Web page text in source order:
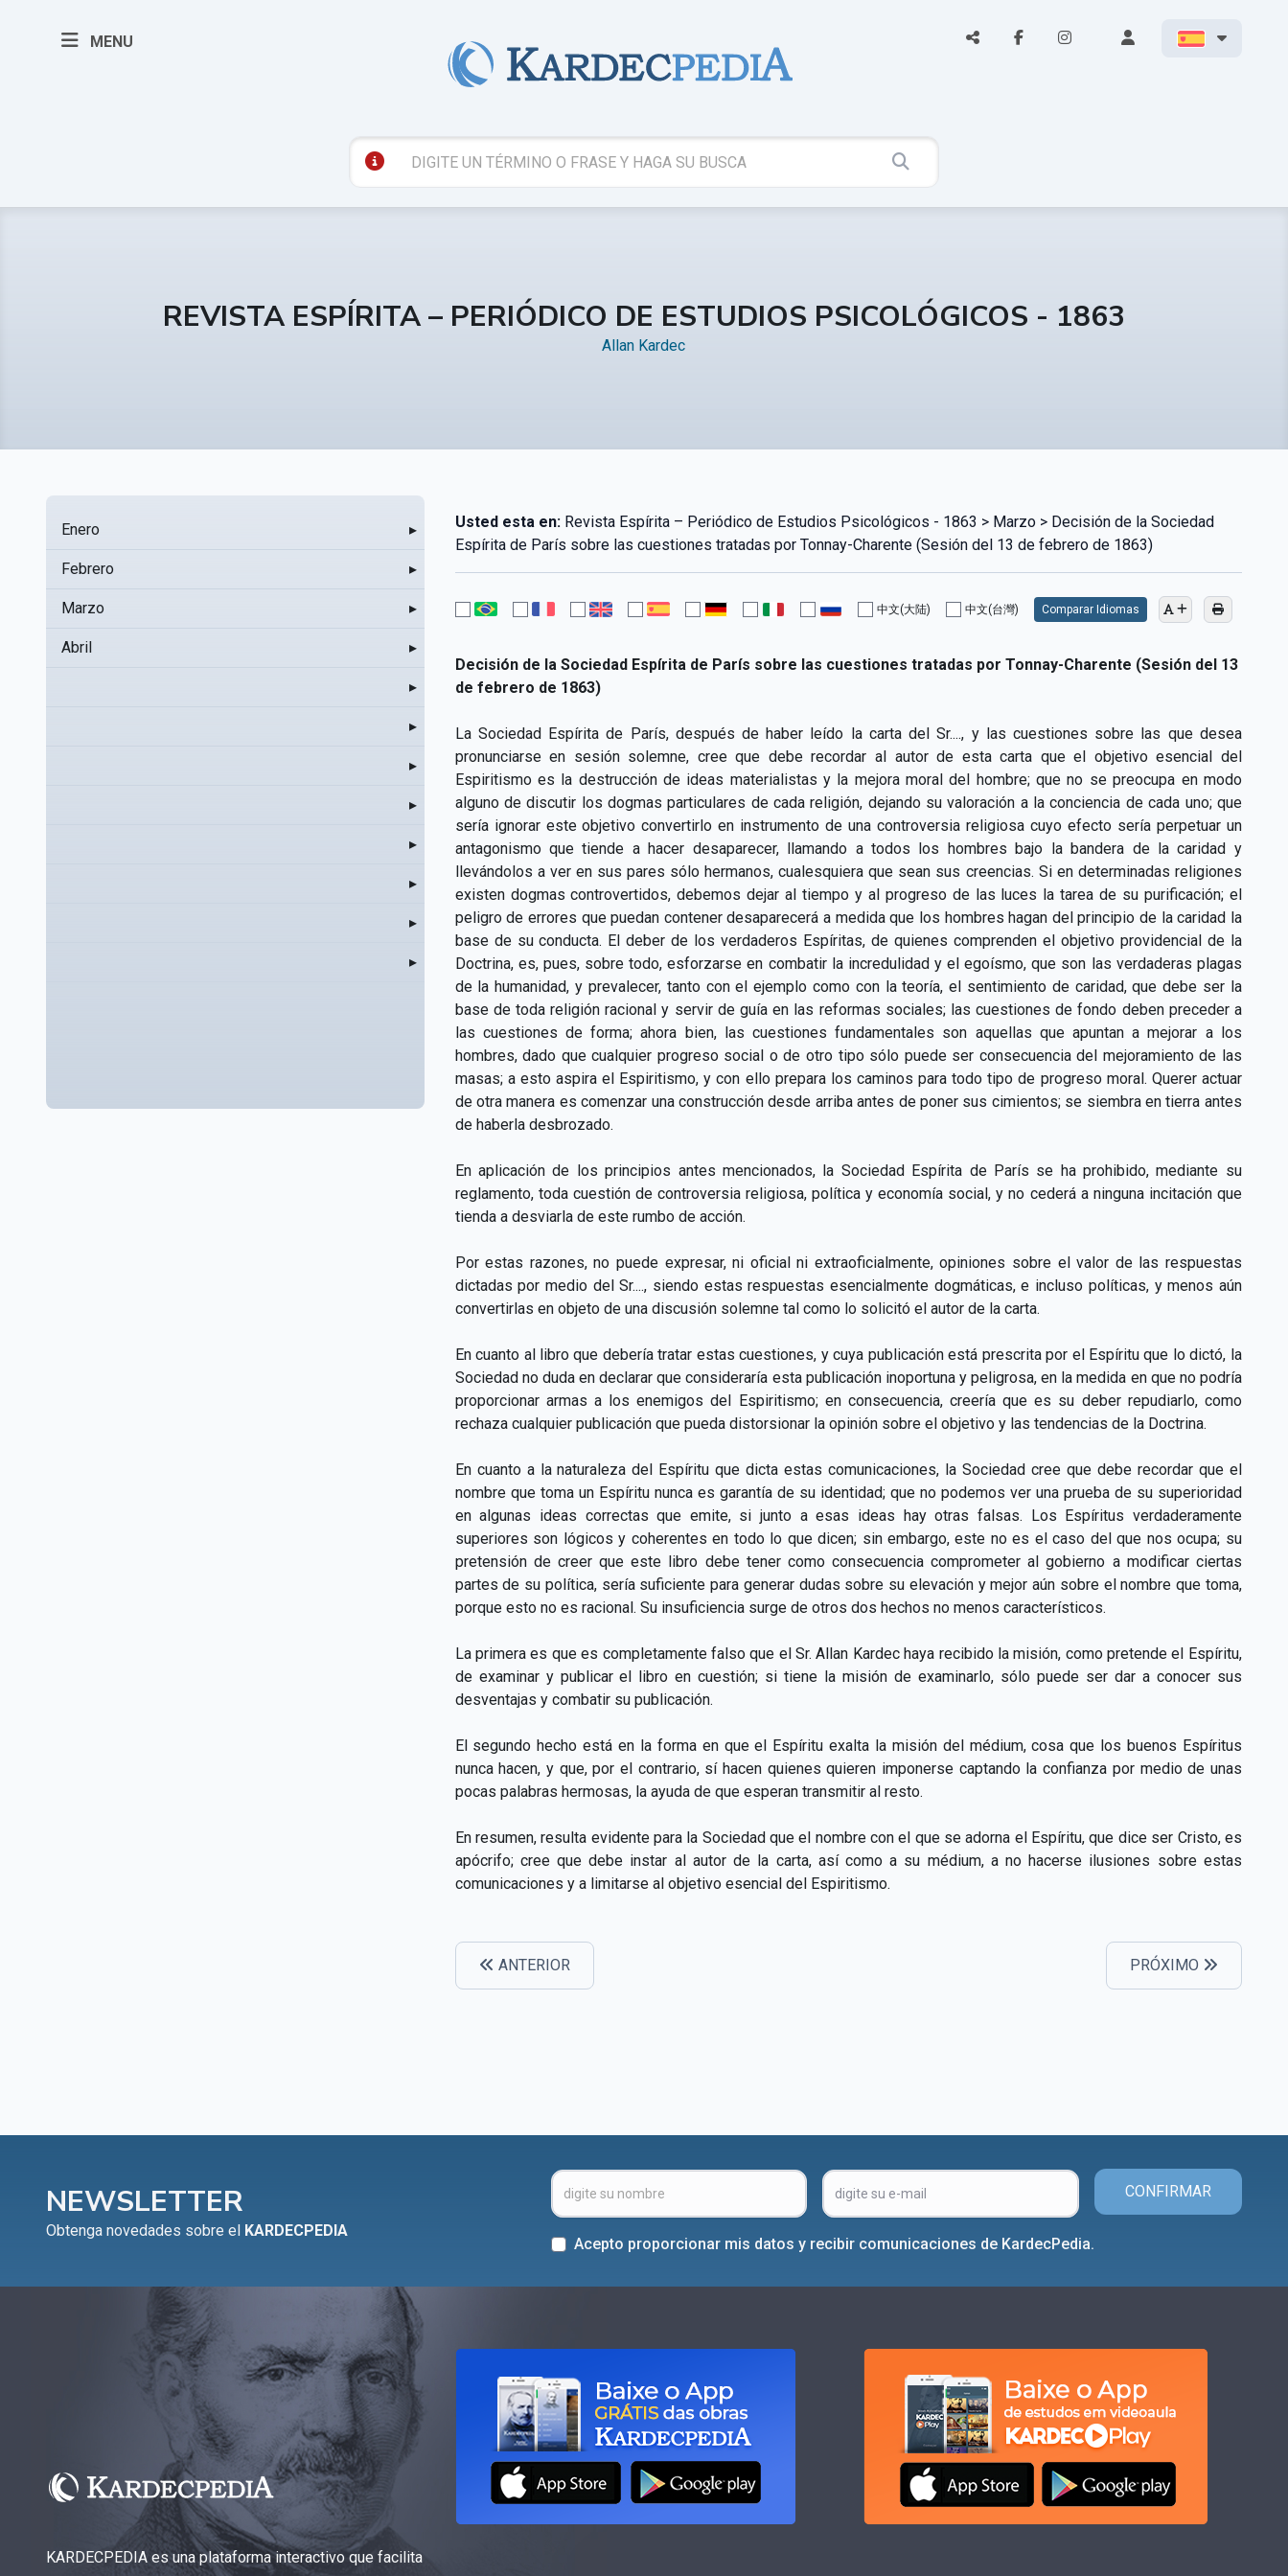
MENU
REVISTA ESPÍRITA – PERIÓDICO DE ESTUDIOS PSICOLÓGICOS - 1863
Allan Kardec
Enero ▸
Febrero ▸
Marzo ▸
Abril ▸
▸
▸
▸
▸
▸
▸
▸
▸
Usted esta en:Revista Espírita – Periódico de Estudios Psicológicos - 1863 > Marzo > Decisión de la Sociedad
Espírita de París sobre las cuestiones tratadas por Tonnay-Charente (Sesión del 13 de febrero de 1863)
中文(大陆) 中文(台灣) Comparar Idiomas
Decisión de la Sociedad Espírita de París sobre las cuestiones tratadas por Tonnay-Charente (Sesión del 13
de febrero de 1863)
La Sociedad Espírita de París, después de haber leído la carta del Sr...., y las cuestiones sobre las que desea
pronunciarse en sesión solemne, cree que debe recordar al autor de esta carta que el objetivo esencial del
Espiritismo es la destrucción de ideas materialistas y la mejora moral del hombre; que no se preocupa en modo
alguno de discutir los dogmas particulares de cada religión, dejando su valoración a la conciencia de cada uno; que
sería ignorar este objetivo convertirlo en instrumento de una controversia religiosa cuyo efecto sería perpetuar un
antagonismo que tiende a hacer desaparecer, llamando a todos los hombres bajo la bandera de la caridad y
llevándolos a ver en sus pares sólo hermanos, cualesquiera que sean sus creencias. Si en determinadas religiones
existen dogmas controvertidos, debemos dejar al tiempo y al progreso de las luces la tarea de su purificación; el
peligro de errores que puedan contener desaparecerá a medida que los hombres hagan del principio de la caridad la
base de su conducta. El deber de los verdaderos Espíritas, de quienes comprenden el objetivo providencial de la
Doctrina, es, pues, sobre todo, esforzarse en combatir la incredulidad y el egoísmo, que son las verdaderas plagas
de la humanidad, y prevalecer, tanto con el ejemplo como con la teoría, el sentimiento de caridad, que debe ser la
base de toda religión racional y servir de guía en las reformas sociales; las cuestiones de fondo deben preceder a
las cuestiones de forma; ahora bien, las cuestiones fundamentales son aquellas que apuntan a mejorar a los
hombres, dado que cualquier progreso social o de otro tipo sólo puede ser consecuencia del mejoramiento de las
masas; a esto aspira el Espiritismo, y con ello prepara los caminos para todo tipo de progreso moral. Querer actuar
de otra manera es comenzar una construcción desde arriba antes de poner sus cimientos; se siembra en tierra antes
de haberla desbrozado.
En aplicación de los principios antes mencionados, la Sociedad Espírita de París se ha prohibido, mediante su
reglamento, toda cuestión de controversia religiosa, política y economía social, y no cederá a ninguna incitación que
tienda a desviarla de este rumbo de acción.
Por estas razones, no puede expresar, ni oficial ni extraoficialmente, opiniones sobre el valor de las respuestas
dictadas por medio del Sr...., siendo estas respuestas esencialmente dogmáticas, e incluso políticas, y menos aún
convertirlas en objeto de una discusión solemne tal como lo solicitó el autor de la carta.
En cuanto al libro que debería tratar estas cuestiones, y cuya publicación está prescrita por el Espíritu que lo dictó, la
Sociedad no duda en declarar que consideraría esta publicación inoportuna y peligrosa, en la medida en que no podría
proporcionar armas a los enemigos del Espiritismo; en consecuencia, creería que es su deber repudiarlo, como
rechaza cualquier publicación que pueda distorsionar la opinión sobre el objetivo y las tendencias de la Doctrina.
En cuanto a la naturaleza del Espíritu que dicta estas comunicaciones, la Sociedad cree que debe recordar que el
nombre que toma un Espíritu nunca es garantía de su identidad; que no podemos ver una prueba de su superioridad
en algunas ideas correctas que emite, si junto a esas ideas hay otras falsas. Los Espíritus verdaderamente
superiores son lógicos y coherentes en todo lo que dicen; sin embargo, este no es el caso del que nos ocupa; su
pretensión de creer que este libro debe tener como consecuencia comprometer al gobierno a modificar ciertas
partes de su política, sería suficiente para generar dudas sobre su elevación y mejor aún sobre el nombre que toma,
porque esto no es racional. Su insuficiencia surge de otros dos hechos no menos característicos.
La primera es que es completamente falso que el Sr. Allan Kardec haya recibido la misión, como pretende el Espíritu,
de examinar y publicar el libro en cuestión; si tiene la misión de examinarlo, sólo puede ser dar a conocer sus
desventajas y combatir su publicación.
El segundo hecho está en la forma en que el Espíritu exalta la misión del médium, cosa que los buenos Espíritus
nunca hacen, y que, por el contrario, sí hacen quienes quieren imponerse captando la confianza por medio de unas
pocas palabras hermosas, la ayuda de que esperan transmitir al resto.
En resumen, resulta evidente para la Sociedad que el nombre con el que se adorna el Espíritu, que dice ser Cristo, es
apócrifo; cree que debe instar al autor de la carta, así como a su médium, a no hacerse ilusiones sobre estas
comunicaciones y a limitarse al objetivo esencial del Espiritismo.
ANTERIOR PRÓXIMO
NEWSLETTER
Obtenga novedades sobre el KARDECPEDIA
CONFIRMAR
Acepto proporcionar mis datos y recibir comunicaciones de KardecPedia.
KARDECPEDIA es una plataforma interactivo que facilita